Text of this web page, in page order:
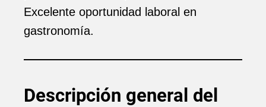
Excelente oportunidad laboral en
gastronomía.
Descripción general del